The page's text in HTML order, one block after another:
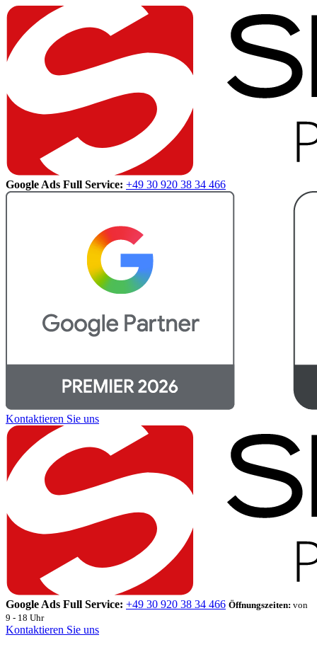
Google Ads Full Service: +49 30 920 38 34 466
Kontaktieren Sie uns
Google Ads Full Service: +49 30 920 38 34 466 Öffnungszeiten: von
9 - 18 Uhr
Kontaktieren Sie uns